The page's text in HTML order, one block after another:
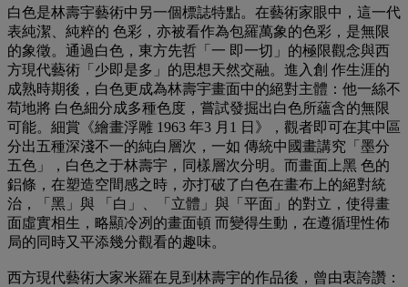
白色是林壽宇藝術中另一個標誌特點。在藝術家眼中，這一代
表純潔、純粹的 色彩，亦被看作為包羅萬象的色彩，是無限
的象徵。通過白色，東方先哲「一 即一切」的極限觀念與西
方現代藝術「少即是多」的思想天然交融。進入創 作生涯的
成熟時期後，白色更成為林壽宇畫面中的絕對主體：他一絲不
苟地將 白色細分成多種色度，嘗試發掘出白色所蘊含的無限
可能。細賞《繪畫浮雕 1963 年3 月1 日》，觀者即可在其中區
分出五種深淺不一的純白層次，一如 傳統中國畫講究「墨分
五色」，白色之于林壽宇，同樣層次分明。而畫面上黑 色的
鋁條，在塑造空間感之時，亦打破了白色在畫布上的絕對統
治，「黑」與 「白」、「立體」與「平面」的對立，使得畫
面虛實相生，略顯冷冽的畫面頓 而變得生動，在遵循理性佈
局的同時又平添幾分觀看的趣味。
西方現代藝術大家米羅在見到林壽宇的作品後，曾由衷誇讚：